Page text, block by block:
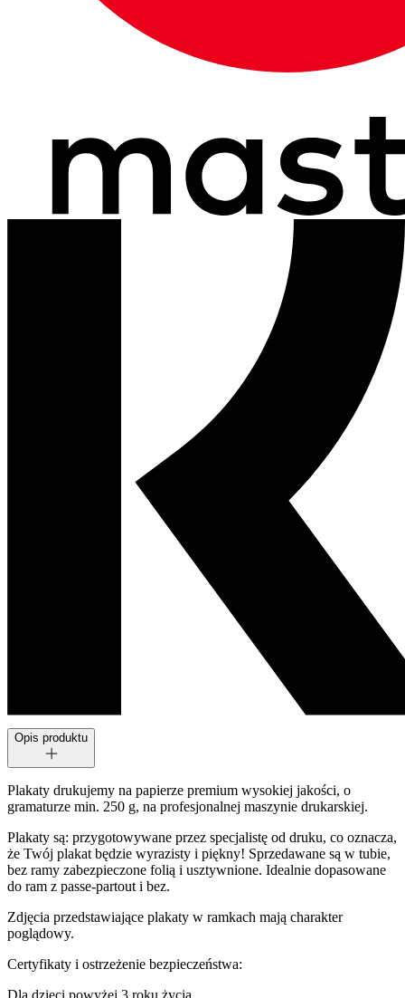
Opis produktu
Plakaty drukujemy na papierze premium wysokiej jakości, o
gramaturze min. 250 g, na profesjonalnej maszynie drukarskiej.
Plakaty są: przygotowywane przez specjalistę od druku, co oznacza,
że Twój plakat będzie wyrazisty i piękny! Sprzedawane są w tubie,
bez ramy zabezpieczone folią i usztywnione. Idealnie dopasowane
do ram z passe-partout i bez.
Zdjęcia przedstawiające plakaty w ramkach mają charakter
poglądowy.
Certyfikaty i ostrzeżenie bezpieczeństwa:
Dla dzieci powyżej 3 roku życia.